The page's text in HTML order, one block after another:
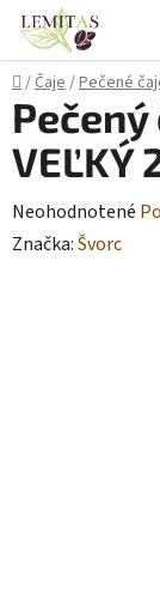
Prejsť
obsah
Domov
/Čaje/Pečené
VEĽKÝ
Priemerné
hodnotenie
Neohodnotené
Značka:Švorc